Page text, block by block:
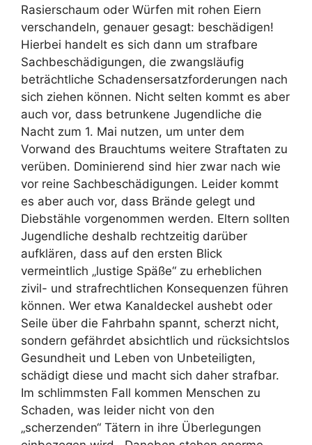
Rasierschaum oder Würfen mit rohen Eiern
verschandeln, genauer gesagt: beschädigen!
Hierbei handelt es sich dann um strafbare
Sachbeschädigungen, die zwangsläufig
beträchtliche Schadensersatzforderungen nach
sich ziehen können. Nicht selten kommt es aber
auch vor, dass betrunkene Jugendliche die
Nacht zum 1. Mai nutzen, um unter dem
Vorwand des Brauchtums weitere Straftaten zu
verüben. Dominierend sind hier zwar nach wie
vor reine Sachbeschädigungen. Leider kommt
es aber auch vor, dass Brände gelegt und
Diebstähle vorgenommen werden. Eltern sollten
Jugendliche deshalb rechtzeitig darüber
aufklären, dass auf den ersten Blick
vermeintlich „lustige Späße“ zu erheblichen
zivil- und strafrechtlichen Konsequenzen führen
können. Wer etwa Kanaldeckel aushebt oder
Seile über die Fahrbahn spannt, scherzt nicht,
sondern gefährdet absichtlich und rücksichtslos
Gesundheit und Leben von Unbeteiligten,
schädigt diese und macht sich daher strafbar.
Im schlimmsten Fall kommen Menschen zu
Schaden, was leider nicht von den
„scherzenden“ Tätern in ihre Überlegungen